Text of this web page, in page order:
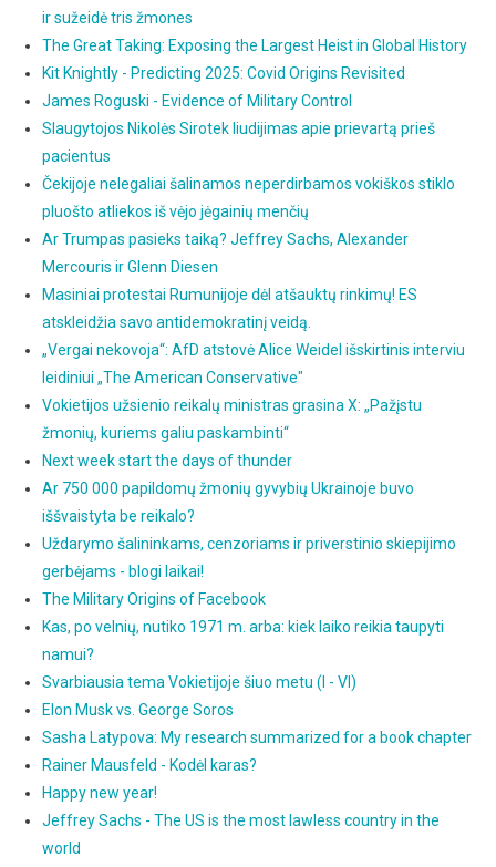
ir sužeidė tris žmones
The Great Taking: Exposing the Largest Heist in Global History
Kit Knightly - Predicting 2025: Covid Origins Revisited
James Roguski - Evidence of Military Control
Slaugytojos Nikolės Sirotek liudijimas apie prievartą prieš
pacientus
Čekijoje nelegaliai šalinamos neperdirbamos vokiškos stiklo
pluošto atliekos iš vėjo jėgainių menčių
Ar Trumpas pasieks taiką? Jeffrey Sachs, Alexander
Mercouris ir Glenn Diesen
Masiniai protestai Rumunijoje dėl atšauktų rinkimų! ES
atskleidžia savo antidemokratinį veidą.
„Vergai nekovoja“: AfD atstovė Alice Weidel išskirtinis interviu
leidiniui „The American Conservative"
Vokietijos užsienio reikalų ministras grasina X: „Pažįstu
žmonių, kuriems galiu paskambinti“
Next week start the days of thunder
Ar 750 000 papildomų žmonių gyvybių Ukrainoje buvo
iššvaistyta be reikalo?
Uždarymo šalininkams, cenzoriams ir priverstinio skiepijimo
gerbėjams - blogi laikai!
The Military Origins of Facebook
Kas, po velnių, nutiko 1971 m. arba: kiek laiko reikia taupyti
namui?
Svarbiausia tema Vokietijoje šiuo metu (I - VI)
Elon Musk vs. George Soros
Sasha Latypova: My research summarized for a book chapter
Rainer Mausfeld - Kodėl karas?
Happy new year!
Jeffrey Sachs - The US is the most lawless country in the
world